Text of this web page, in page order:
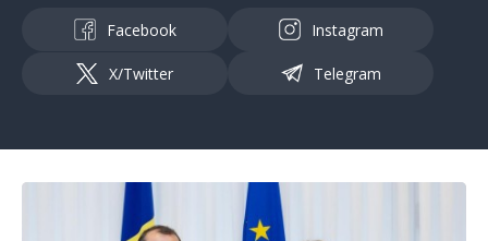
Facebook Instagram
X/Twitter Telegram